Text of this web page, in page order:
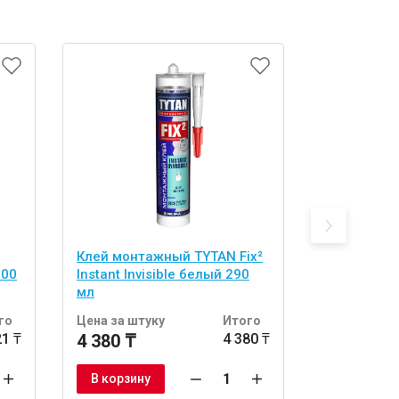
₸
Клей монтажный TYTAN Fix²
Instant Invisible белый 290
мл
Цена за штуку
4 380 ₸
Итого
4 380 ₸
В корзину